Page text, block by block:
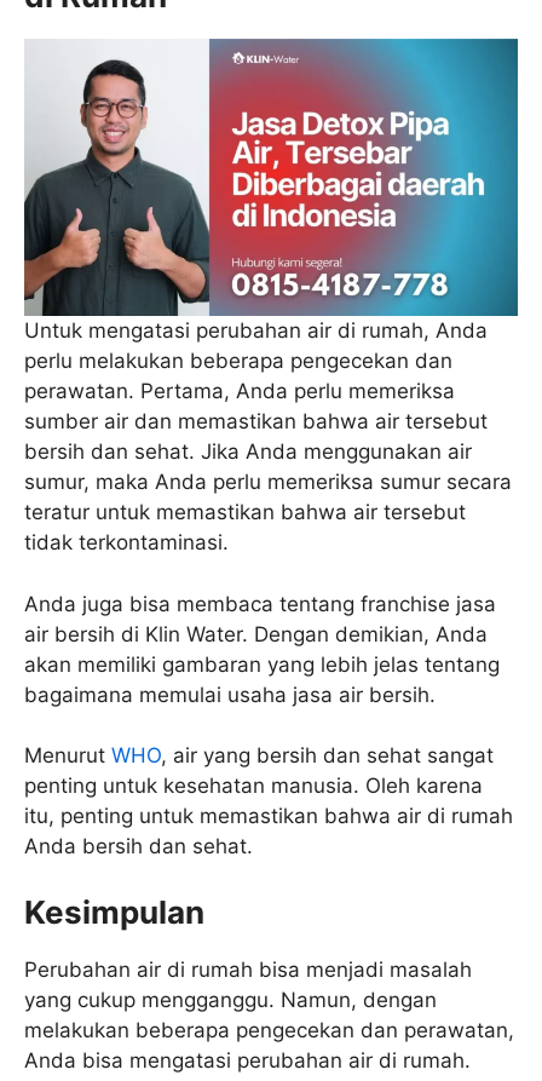
Untuk mengatasi perubahan air di rumah, Anda
perlu melakukan beberapa pengecekan dan
perawatan. Pertama, Anda perlu memeriksa
sumber air dan memastikan bahwa air tersebut
bersih dan sehat. Jika Anda menggunakan air
sumur, maka Anda perlu memeriksa sumur secara
teratur untuk memastikan bahwa air tersebut
tidak terkontaminasi.
Anda juga bisa membaca tentang franchise jasa
air bersih di Klin Water. Dengan demikian, Anda
akan memiliki gambaran yang lebih jelas tentang
bagaimana memulai usaha jasa air bersih.
Menurut WHO, air yang bersih dan sehat sangat
penting untuk kesehatan manusia. Oleh karena
itu, penting untuk memastikan bahwa air di rumah
Anda bersih dan sehat.
Kesimpulan
Perubahan air di rumah bisa menjadi masalah
yang cukup mengganggu. Namun, dengan
melakukan beberapa pengecekan dan perawatan,
Anda bisa mengatasi perubahan air di rumah.